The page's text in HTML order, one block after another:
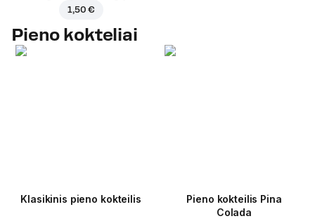
1,50 €
Pieno kokteliai
Klasikinis pieno kokteilis
Pieno kokteilis Pina
Colada